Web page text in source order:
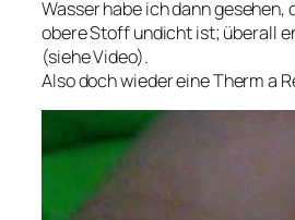
Wasser habe ich dann gesehen,
obere Stoff undicht ist; überall
(siehe Video).
Also doch wieder eine Therm a